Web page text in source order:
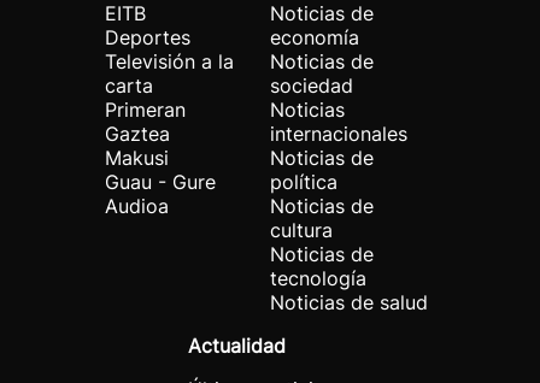
EITB
Deportes
Televisión a la
carta
Primeran
Gaztea
Makusi
Guau - Gure
Audioa
Noticias de
economía
Noticias de
sociedad
Noticias
internacionales
Noticias de
política
Noticias de
cultura
Noticias de
tecnología
Noticias de salud
Actualidad